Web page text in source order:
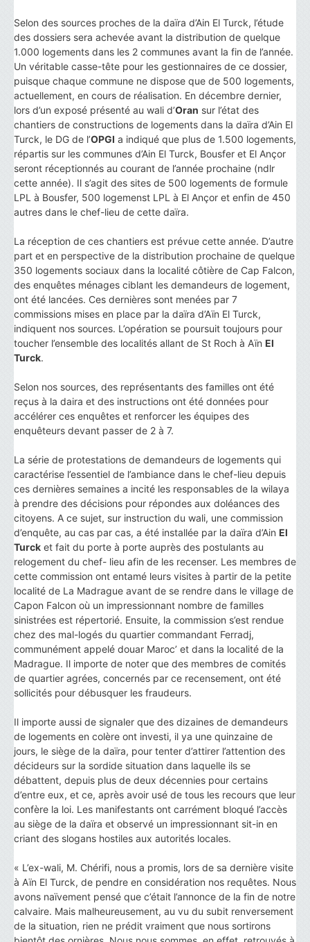
Selon des sources proches de la daïra d’Ain El Turck, l’étude
des dossiers sera achevée avant la distribution de quelque
1.000 logements dans les 2 communes avant la fin de l’année.
Un véritable casse-tête pour les gestionnaires de ce dossier,
puisque chaque commune ne dispose que de 500 logements,
actuellement, en cours de réalisation. En décembre dernier,
lors d’un exposé présenté au wali d’Oran sur l’état des
chantiers de constructions de logements dans la daïra d’Ain El
Turck, le DG de l’OPGI a indiqué que plus de 1.500 logements,
répartis sur les communes d’Ain El Turck, Bousfer et El Ançor
seront réceptionnés au courant de l’année prochaine (ndlr
cette année). Il s’agit des sites de 500 logements de formule
LPL à Bousfer, 500 logemenst LPL à El Ançor et enfin de 450
autres dans le chef-lieu de cette daïra.
La réception de ces chantiers est prévue cette année. D’autre
part et en perspective de la distribution prochaine de quelque
350 logements sociaux dans la localité côtière de Cap Falcon,
des enquêtes ménages ciblant les demandeurs de logement,
ont été lancées. Ces dernières sont menées par 7
commissions mises en place par la daïra d’Aïn El Turck,
indiquent nos sources. L’opération se poursuit toujours pour
toucher l’ensemble des localités allant de St Roch à Aïn El
Turck.
Selon nos sources, des représentants des familles ont été
reçus à la daira et des instructions ont été données pour
accélérer ces enquêtes et renforcer les équipes des
enquêteurs devant passer de 2 à 7.
La série de protestations de demandeurs de logements qui
caractérise l’essentiel de l’ambiance dans le chef-lieu depuis
ces dernières semaines a incité les responsables de la wilaya
à prendre des décisions pour répondes aux doléances des
citoyens. A ce sujet, sur instruction du wali, une commission
d’enquête, au cas par cas, a été installée par la daïra d’Ain El
Turck et fait du porte à porte auprès des postulants au
relogement du chef- lieu afin de les recenser. Les membres de
cette commission ont entamé leurs visites à partir de la petite
localité de La Madrague avant de se rendre dans le village de
Capon Falcon où un impressionnant nombre de familles
sinistrées est répertorié. Ensuite, la commission s’est rendue
chez des mal-logés du quartier commandant Ferradj,
communément appelé douar Maroc’ et dans la localité de la
Madrague. Il importe de noter que des membres de comités
de quartier agrées, concernés par ce recensement, ont été
sollicités pour débusquer les fraudeurs.
Il importe aussi de signaler que des dizaines de demandeurs
de logements en colère ont investi, il ya une quinzaine de
jours, le siège de la daïra, pour tenter d’attirer l’attention des
décideurs sur la sordide situation dans laquelle ils se
débattent, depuis plus de deux décennies pour certains
d’entre eux, et ce, après avoir usé de tous les recours que leur
confère la loi. Les manifestants ont carrément bloqué l’accès
au siège de la daïra et observé un impressionnant sit-in en
criant des slogans hostiles aux autorités locales.
« L’ex-wali, M. Chérifi, nous a promis, lors de sa dernière visite
à Aïn El Turck, de pendre en considération nos requêtes. Nous
avons naïvement pensé que c’était l’annonce de la fin de notre
calvaire. Mais malheureusement, au vu du subit renversement
de la situation, rien ne prédit vraiment que nous sortirons